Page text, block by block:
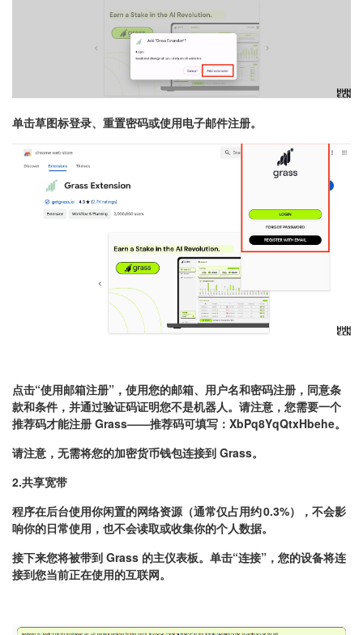
单击草图标登录、重置密码或使用电子邮件注册。
点击“使用邮箱注册”，使用您的邮箱、用户名和密码注册，同意条
款和条件，并通过验证码证明您不是机器人。请注意，您需要一个
推荐码才能注册 Grass——推荐码可填写：XbPq8YqQtxHbehe。
请注意，无需将您的加密货币钱包连接到 Grass。
2.共享宽带
程序在后台使用你闲置的网络资源（通常仅占用约 0.3%），不会影
响你的日常使用，也不会读取或收集你的个人数据。
接下来您将被带到 Grass 的主仪表板。单击“连接”，您的设备将连
接到您当前正在使用的互联网。